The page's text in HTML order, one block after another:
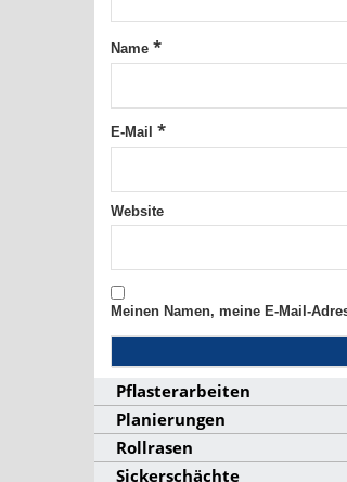
Name *
E-Mail *
Website
Meinen Namen, meine E-Mail-
Pflasterarbeiten
Planierungen
Rollrasen
Sickerschächte